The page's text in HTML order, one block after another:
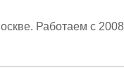
Работаем с 2008